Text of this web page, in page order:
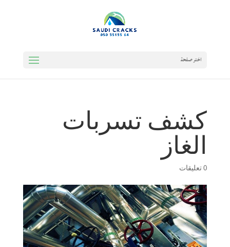
اختر صفحة
كشف تسربات
الغاز0 تعليقات